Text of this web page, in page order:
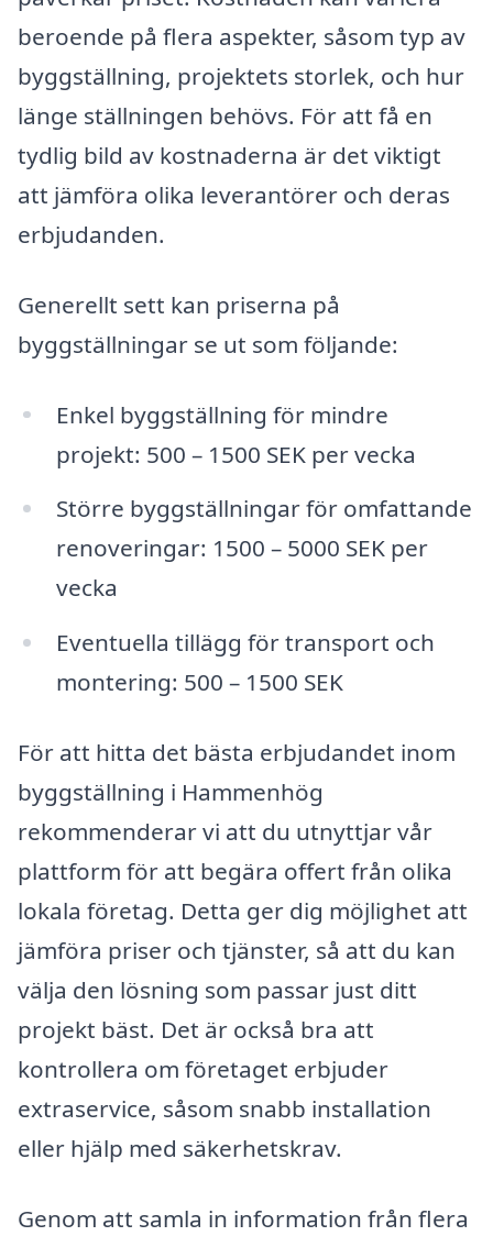
beroende på flera aspekter, såsom typ av
byggställning, projektets storlek, och hur
länge ställningen behövs. För att få en
tydlig bild av kostnaderna är det viktigt
att jämföra olika leverantörer och deras
erbjudanden.
Generellt sett kan priserna på
byggställningar se ut som följande:
Enkel byggställning för mindre
projekt: 500 – 1500 SEK per vecka
Större byggställningar för omfattande
renoveringar: 1500 – 5000 SEK per
vecka
Eventuella tillägg för transport och
montering: 500 – 1500 SEK
För att hitta det bästa erbjudandet inom
byggställning i Hammenhög
rekommenderar vi att du utnyttjar vår
plattform för att begära offert från olika
lokala företag. Detta ger dig möjlighet att
jämföra priser och tjänster, så att du kan
välja den lösning som passar just ditt
projekt bäst. Det är också bra att
kontrollera om företaget erbjuder
extraservice, såsom snabb installation
eller hjälp med säkerhetskrav.
Genom att samla in information från flera